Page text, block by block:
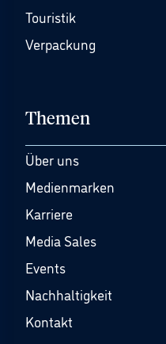
Touristik
Verpackung
Themen
Über uns
Medienmarken
Karriere
Media Sales
Events
Nachhaltigkeit
Kontakt